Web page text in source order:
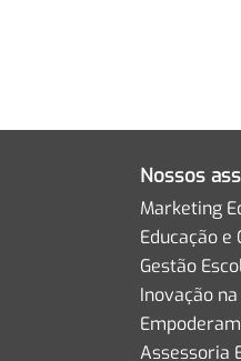
Nossos
Marketing
Educação e
Gestão
Inovação
Assessoria